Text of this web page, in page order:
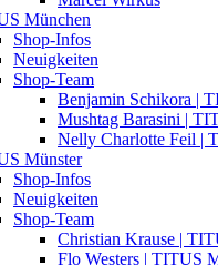
München
Shop-Infos
Neuigkeiten
Shop-Team
Benjamin Schikora |
Mushtag Barasini |
Nelly Charlotte Feil |
Münster
Shop-Infos
Neuigkeiten
Shop-Team
Christian Krause |
Flo Westers | TITUS